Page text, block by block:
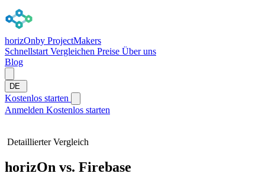
horizOnby ProjectMakers
Schnellstart Vergleichen Preise Über uns
Blog
DE
Kostenlos starten
Anmelden Kostenlos starten
Detaillierter Vergleich
horizOn vs. Firebase